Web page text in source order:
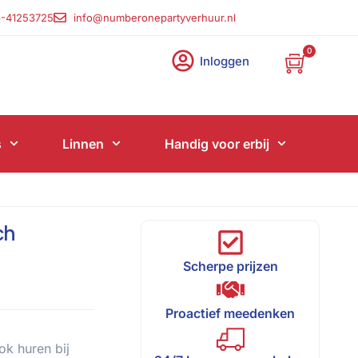
41253725 info@numberonepartyverhuur.nl
Inloggen
0
Linnen Handig voor erbij
huren bij
Scherpe prijzen
Proactief meedenken